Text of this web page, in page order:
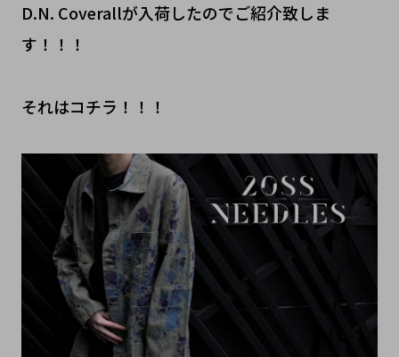
D.N. Coverallが入荷したのでご紹介致しま
す！！！
それはコチラ！！！